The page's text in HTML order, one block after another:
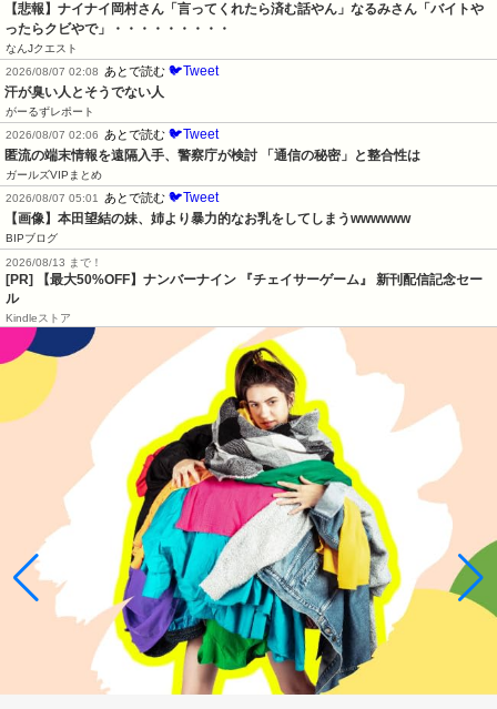
【悲報】ナイナイ岡村さん「言ってくれたら済む話やん」なるみさん「バイトや
ったらクビやで」・・・・・・・・・
なんJクエスト
2026/08/07 02:08
あとで読む 🐦Tweet
汗が臭い人とそうでない人
がーるずレポート
2026/08/07 02:06
あとで読む 🐦Tweet
匿流の端末情報を遠隔入手、警察庁が検討 「通信の秘密」と整合性は
ガールズVIPまとめ
2026/08/07 05:01
あとで読む 🐦Tweet
【画像】本田望結の妹、姉より暴力的なお乳をしてしまうwwwwww
BIPブログ
2026/08/13 まで！
[PR] 【最大50%OFF】ナンバーナイン 『チェイサーゲーム』 新刊配信記念セー
ル
Kindleストア